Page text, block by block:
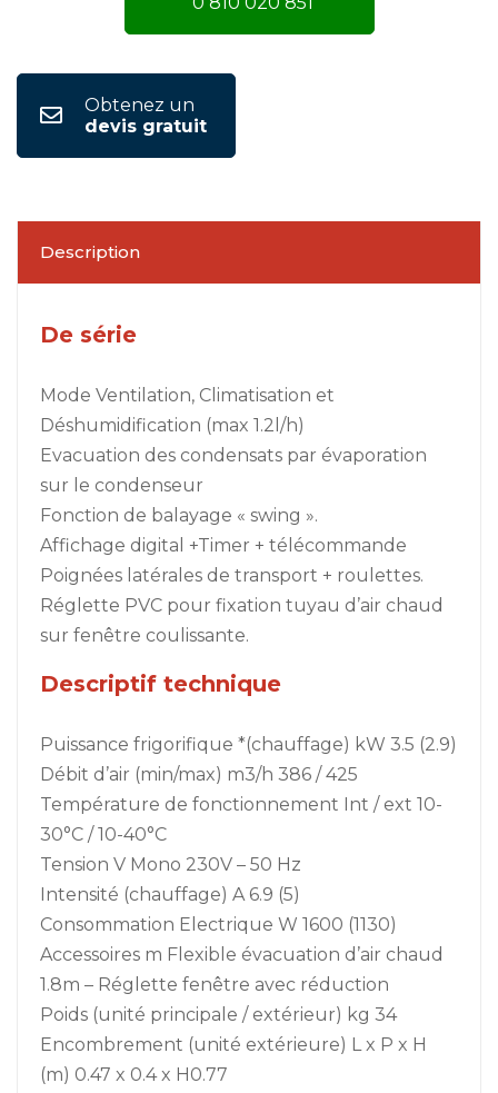
Obtenez un
devis gratuit
Description
De série
Mode Ventilation, Climatisation et
Déshumidification (max 1.2l/h)
Evacuation des condensats par évaporation
sur le condenseur
Fonction de balayage « swing ».
Affichage digital +Timer + télécommande
Poignées latérales de transport + roulettes.
Réglette PVC pour fixation tuyau d’air chaud
sur fenêtre coulissante.
Descriptif technique
Puissance frigorifique *(chauffage) kW 3.5 (2.9)
Débit d’air (min/max) m3/h 386 / 425
Température de fonctionnement Int / ext 10-
30°C / 10-40°C
Tension V Mono 230V – 50 Hz
Intensité (chauffage) A 6.9 (5)
Consommation Electrique W 1600 (1130)
Accessoires m Flexible évacuation d’air chaud
1.8m – Réglette fenêtre avec réduction
Poids (unité principale / extérieur) kg 34
Encombrement (unité extérieure) L x P x H
(m) 0.47 x 0.4 x H0.77